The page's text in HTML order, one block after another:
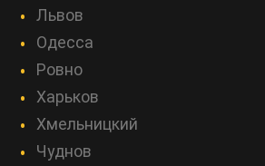
Львов
Одесса
Ровно
Харьков
Хмельницкий
Чуднов